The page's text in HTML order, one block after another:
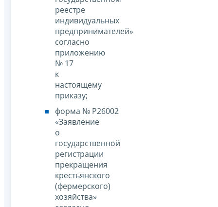
реестре
индивидуальных
предпринимателей»
согласно
приложению
№ 17
к
настоящему
приказу;
форма № Р26002
«Заявление
о
государственной
регистрации
прекращения
крестьянского
(фермерского)
хозяйства»